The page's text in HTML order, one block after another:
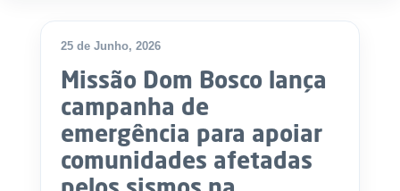
DESTAQUE
25 de Junho, 2026
Missão Dom Bosco lança
campanha de
emergência para apoiar
comunidades afetadas
O
que
fazemos
Recursos
Notícias